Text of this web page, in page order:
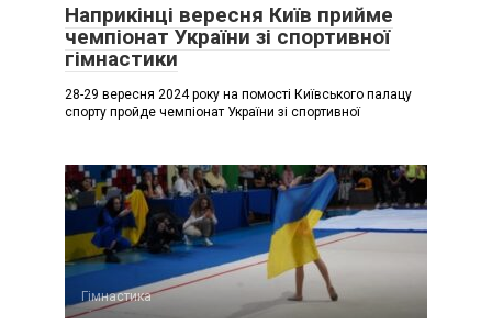
Наприкінці вересня Київ прийме
чемпіонат України зі спортивної
гімнастики
28-29 вересня 2024 року на помості Київського палацу
спорту пройде чемпіонат України зі спортивної
Гімнастика